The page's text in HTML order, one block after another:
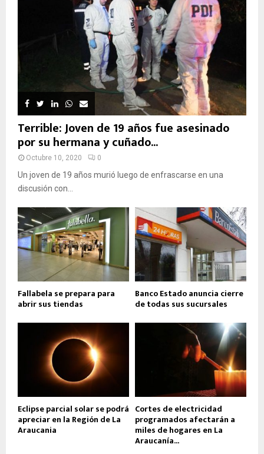
Terrible: Joven de 19 años fue asesinado
por su hermana y cuñado...
Octubre 10, 2020 0
Un joven de 19 años murió luego de enfrascarse en una
discusión con...
Fallabela se prepara para
abrir sus tiendas
Banco Estado anuncia cierre
de todas sus sucursales
Eclipse parcial solar se podrá
apreciar en la Región de La
Araucania
Cortes de electricidad
programados afectarán a
miles de hogares en La
Araucanía...